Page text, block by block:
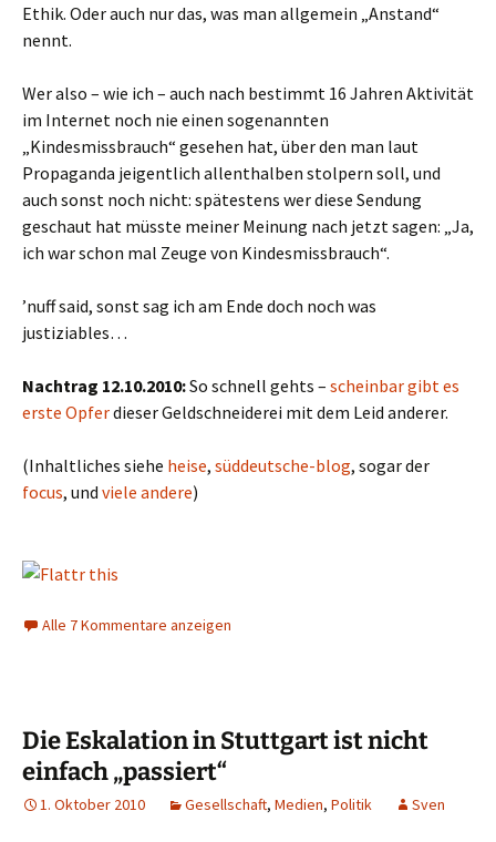
Ethik. Oder auch nur das, was man allgemein „Anstand“
nennt.
Wer also – wie ich – auch nach bestimmt 16 Jahren Aktivität
im Internet noch nie einen sogenannten
„Kindesmissbrauch“ gesehen hat, über den man laut
Propaganda jeigentlich allenthalben stolpern soll, und
auch sonst noch nicht: spätestens wer diese Sendung
geschaut hat müsste meiner Meinung nach jetzt sagen: „Ja,
ich war schon mal Zeuge von Kindesmissbrauch“.
’nuff said, sonst sag ich am Ende doch noch was
justiziables…
Nachtrag 12.10.2010:So schnell gehts – scheinbar gibt es
erste Opferdieser Geldschneiderei mit dem Leid anderer.
(Inhaltliches siehe heise, süddeutsche-blog, sogar der
focus, und viele andere)
Alle 7 Kommentare anzeigen
Die Eskalation in Stuttgart ist nicht
einfach „passiert“
1. Oktober 2010 Gesellschaft, Medien, Politik Sven